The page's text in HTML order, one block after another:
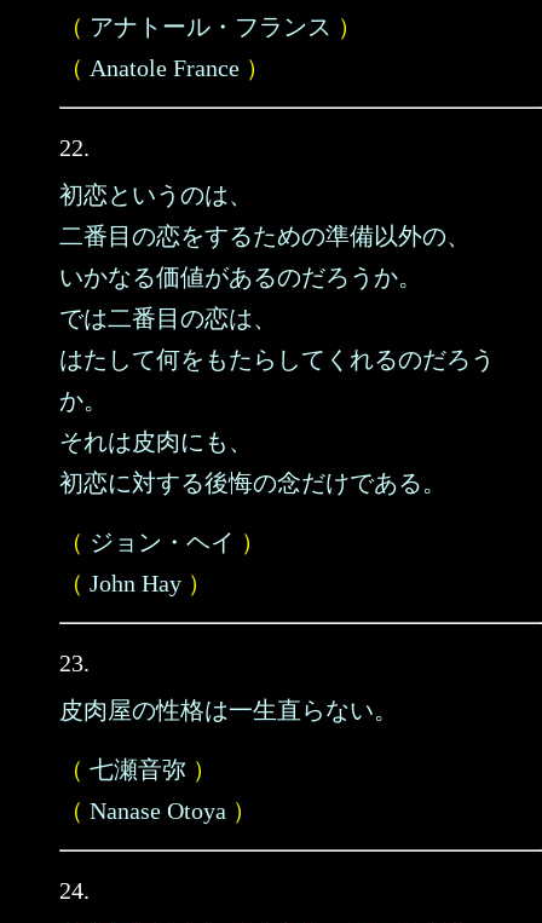
（ アナトール・フランス ）
（ Anatole France ）
22.
初恋というのは、
二番目の恋をするための準備以外の、
いかなる価値があるのだろうか。
では二番目の恋は、
はたして何をもたらしてくれるのだろう
か。
それは皮肉にも、
初恋に対する後悔の念だけである。
（ ジョン・ヘイ ）
（ John Hay ）
23.
皮肉屋の性格は一生直らない。
（ 七瀬音弥 ）
（ Nanase Otoya ）
24.